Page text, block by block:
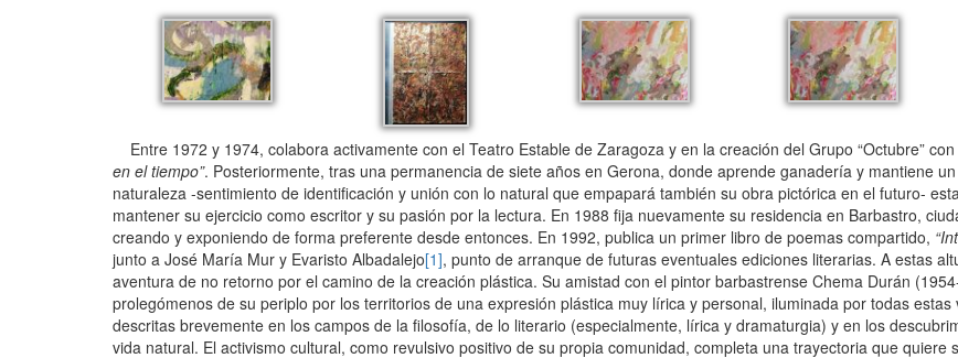
Entre 1972 y 1974, colabora activamente con el Teatro Estable de Zaragoza y en la creación del Grupo “Octubre”
en el tiempo”. Posteriormente, tras una permanencia de siete años en Gerona, donde aprende ganadería y mantiene
naturaleza -sentimiento de identificación y unión con lo natural que empapará también su obra pictórica en el futuro-
mantener su ejercicio como escritor y su pasión por la lectura. En 1988 fija nuevamente su residencia en Barbastro,
creando y exponiendo de forma preferente desde entonces. En 1992, publica un primer libro de poemas compartido,
junto a José María Mur y Evaristo Albadalejo[1], punto de arranque de futuras eventuales ediciones literarias. A estas
aventura de no retorno por el camino de la creación plástica. Su amistad con el pintor barbastrense Chema Durán
prolegómenos de su periplo por los territorios de una expresión plástica muy lírica y personal, iluminada por todas estas
descritas brevemente en los campos de la filosofía, de lo literario (especialmente, lírica y dramaturgia) y en los
vida natural. El activismo cultural, como revulsivo positivo de su propia comunidad, completa una trayectoria que quiere